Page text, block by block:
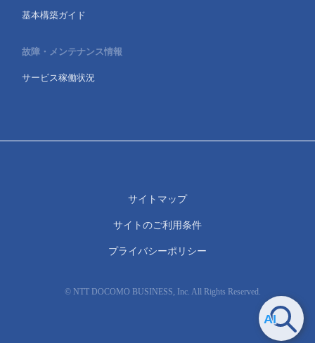
基本構築ガイド
故障・メンテナンス情報
サービス稼働状況
© NTT DOCOMO BUSINESS, Inc. All Rights Reserved.
サイトマップ
サイトのご利用条件
プライバシーポリシー